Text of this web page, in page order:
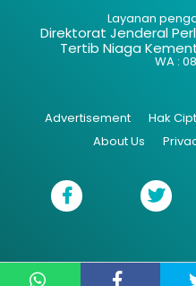
Layanan
Direktorat Jenderal
Tertib Niaga
WA :
Advertisement Hak
About Us